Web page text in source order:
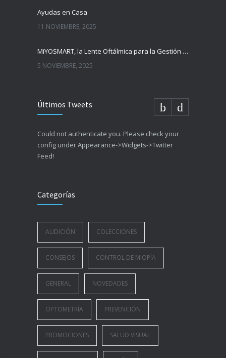
Ayudas en Casa
11 NOVIEMBRE, 2025
MiYOSMART, la Lente Oftálmica para la Gestión de la Miopía Infantil
5 NOVIEMBRE, 2025
Últimos Tweets
Could not authenticate you. Please check your
config under Appearance->Widgets->Twitter
Feed!
Categorías
AUDICIÓN COLECCIONES
CONSEJOS CONTROL DE MIOPÍA
GENERAL NOVEDADES
OPTOMETRÍA PREVENCIÓN
PROMOCIONES SALUD VISUAL